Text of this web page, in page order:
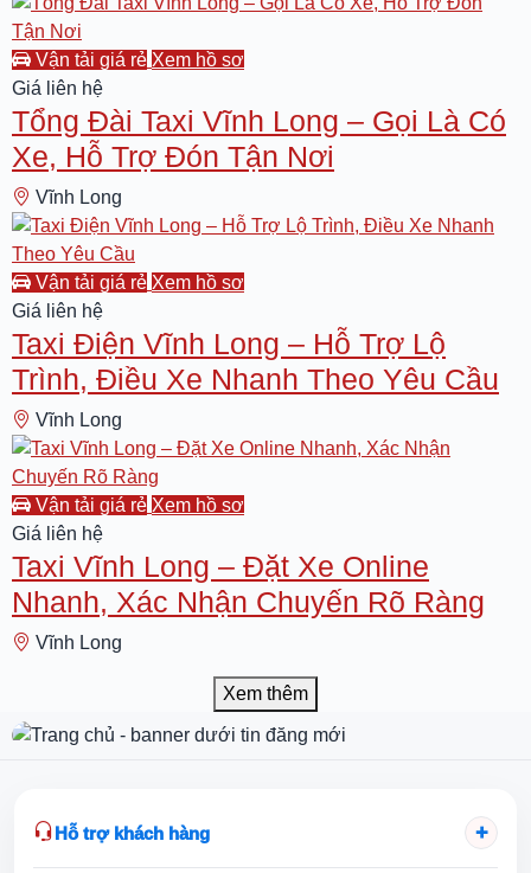
Vận tải giá rẻ Xem hồ sơ
Giá liên hệ
Tổng Đài Taxi Vĩnh Long – Gọi Là Có
Xe, Hỗ Trợ Đón Tận Nơi
Vĩnh Long
Vận tải giá rẻ Xem hồ sơ
Giá liên hệ
Taxi Điện Vĩnh Long – Hỗ Trợ Lộ
Trình, Điều Xe Nhanh Theo Yêu Cầu
Vĩnh Long
Vận tải giá rẻ Xem hồ sơ
Giá liên hệ
Taxi Vĩnh Long – Đặt Xe Online
Nhanh, Xác Nhận Chuyến Rõ Ràng
Vĩnh Long
Xem thêm
Hỗ trợ khách hàng +